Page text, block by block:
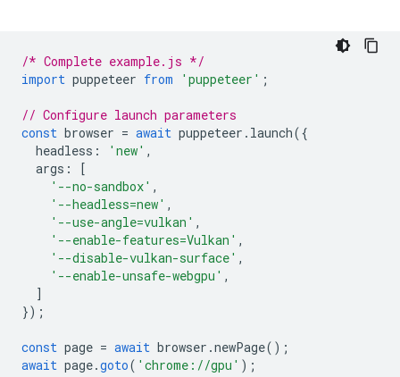
/* Complete example.js */
import puppeteer from 'puppeteer' ;
// Configure launch parameters
const browser = await puppeteer . launch({
headless : 'new' ,
args :
[
'--no-sandbox' ,
'--headless=new' ,
'--use-angle=vulkan' ,
'--enable-features=Vulkan' ,
'--disable-vulkan-surface' ,
'--enable-unsafe-webgpu' ,
]
});
const page = await browser .newPage();
await page.goto( 'chrome://gpu' );